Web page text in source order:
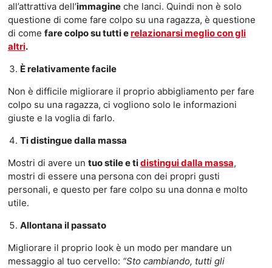
all’attrattiva dell’immagineche lanci. Quindi non è solo
questione di come fare colpo su una ragazza, è questione
di come fare colpo su tutti erelazionarsi meglio con gli
altri.
È relativamente facile
Non è difficile migliorare il proprio abbigliamento per fare
colpo su una ragazza, ci vogliono solo le informazioni
giuste e la voglia di farlo.
Ti distingue dalla massa
Mostri di avere un tuo stile e tidistingui dalla massa,
mostri di essere una persona con dei propri gusti
personali, e questo per fare colpo su una donna e molto
utile.
Allontana il passato
Migliorare il proprio look è un modo per mandare un
messaggio al tuo cervello: “Sto cambiando, tutti gli